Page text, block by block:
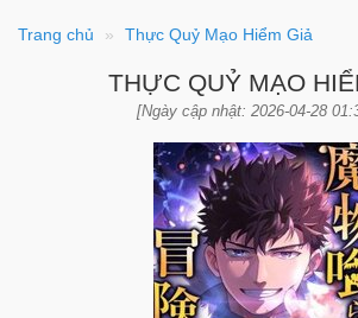
Trang chủ Thực Quỷ Mạo Hiểm Giả
THỰC QUỶ MẠO
[Ngày cập nhật: 2026-04-28